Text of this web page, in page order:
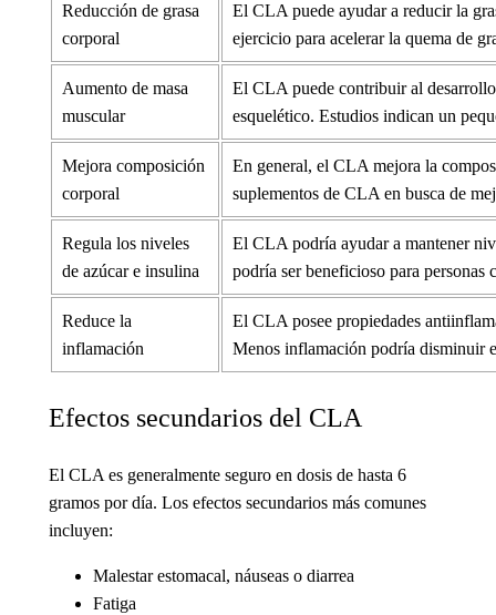
Reducción de grasa
corporal
El CLA puede ayudar a reducir la
ejercicio para acelerar la quema de
Aumento de masa
muscular
El CLA puede contribuir al desarrollo
esquelético. Estudios indican un
Mejora composición
corporal
En general, el CLA mejora la
suplementos de CLA en busca de
Regula los niveles
de azúcar e insulina
El CLA podría ayudar a mantener
podría ser beneficioso para personas
Reduce la
inflamación
El CLA posee propiedades
Menos inflamación podría disminuir
Efectos secundarios del CLA
El CLA es generalmente seguro en dosis de hasta 6
gramos por día. Los efectos secundarios más comunes
incluyen:
Malestar estomacal, náuseas o diarrea
Fatiga